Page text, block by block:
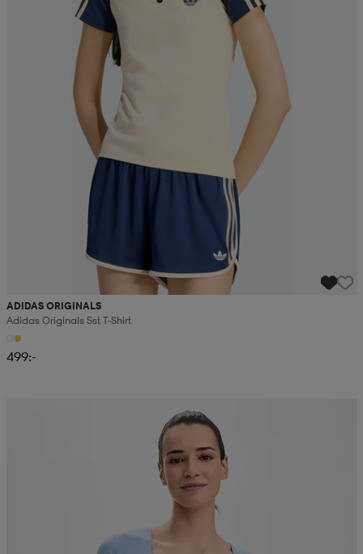
ADIDAS ORIGINALS
Adidas Originals Sst T-Shirt
499:-